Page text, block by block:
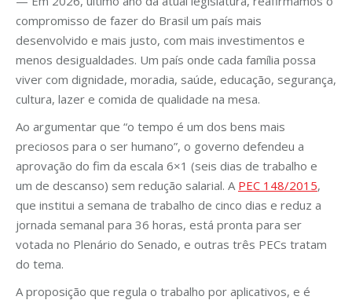
compromisso de fazer do Brasil um país mais
desenvolvido e mais justo, com mais investimentos e
menos desigualdades. Um país onde cada família possa
viver com dignidade, moradia, saúde, educação, segurança,
cultura, lazer e comida de qualidade na mesa.
Ao argumentar que “o tempo é um dos bens mais
preciosos para o ser humano”, o governo defendeu a
aprovação do fim da escala 6×1 (seis dias de trabalho e
um de descanso) sem redução salarial. A PEC 148/2015,
que institui a semana de trabalho de cinco dias e reduz a
jornada semanal para 36 horas, está pronta para ser
votada no Plenário do Senado, e outras três PECs tratam
do tema.
A proposição que regula o trabalho por aplicativos, e é